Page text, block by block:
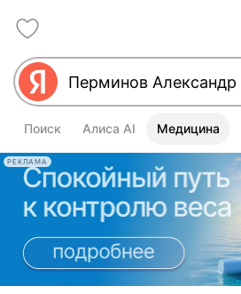
Поиск Алиса AI Медицина
РЕКЛАМА